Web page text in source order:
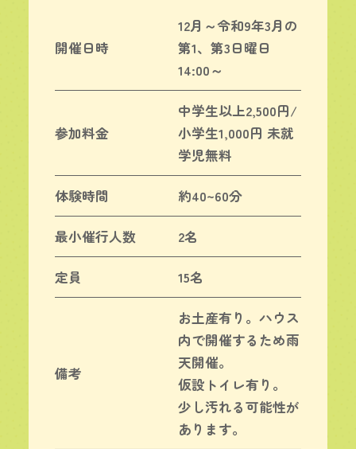
開催日時
12月～令和9年3月の
第1、第3日曜日
14:00～
参加料金
中学生以上2,500円/
小学生1,000円 未就
学児無料
体験時間 約40~60分
最小催行人数 2名
定員 15名
備考
お土産有り。ハウス
内で開催するため雨
天開催。
仮設トイレ有り。
少し汚れる可能性が
あります。